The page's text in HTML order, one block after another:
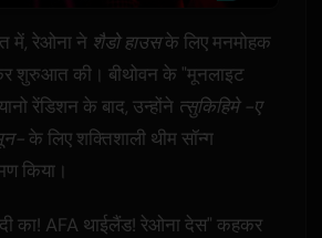
में, रेओना ने शैडो हाउसके लिए मनमोहक
शुरुआत की। बीथोवन के "मूनलाइट
रेंडिशन के बाद, उन्होंने त्सुकिहिमे -ए
के लिए शक्तिशाली थीम सॉन्ग
किया।
का! AFA थाईलैंड! रेओना देस" कहकर